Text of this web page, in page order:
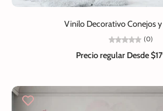
Vinilo Decorativo Conejos
(0)
Precio regular Desde